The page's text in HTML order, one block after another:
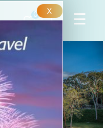
X
0